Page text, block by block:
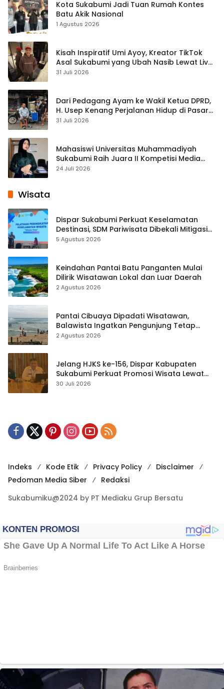
Kota Sukabumi Jadi Tuan Rumah Kontes
Batu Akik Nasional
1 Agustus 2026
Kisah Inspiratif Umi Ayoy, Kreator TikTok
Asal Sukabumi yang Ubah Nasib Lewat Live
Streaming
31 Juli 2026
Dari Pedagang Ayam ke Wakil Ketua DPRD,
H. Usep Kenang Perjalanan Hidup di Pasar
Cisaat
31 Juli 2026
Mahasiswi Universitas Muhammadiyah
Sukabumi Raih Juara II Kompetisi Media
Pembelajaran Digital Tingkat Internasional
24 Juli 2026
Wisata
Dispar Sukabumi Perkuat Keselamatan
Destinasi, SDM Pariwisata Dibekali Mitigasi
hingga Teknik Evakuasi
5 Agustus 2026
Keindahan Pantai Batu Panganten Mulai
Dilirik Wisatawan Lokal dan Luar Daerah
2 Agustus 2026
Pantai Cibuaya Dipadati Wisatawan,
Balawista Ingatkan Pengunjung Tetap
Waspada
2 Agustus 2026
Jelang HJKS ke-156, Dispar Kabupaten
Sukabumi Perkuat Promosi Wisata Lewat
Publikasi Digital
30 Juli 2026
Indeks Kode Etik Privacy Policy
Disclaimer
Pedoman Media Siber
Redaksi
Sukabumiku@2024 by PT Mediaku Grup Bersatu